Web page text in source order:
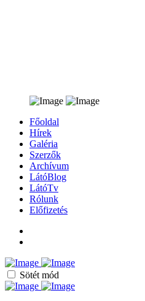
Főoldal
Hírek
Galéria
Szerzők
Archívum
LátóBlog
LátóTv
Rólunk
Előfizetés
Sötét mód